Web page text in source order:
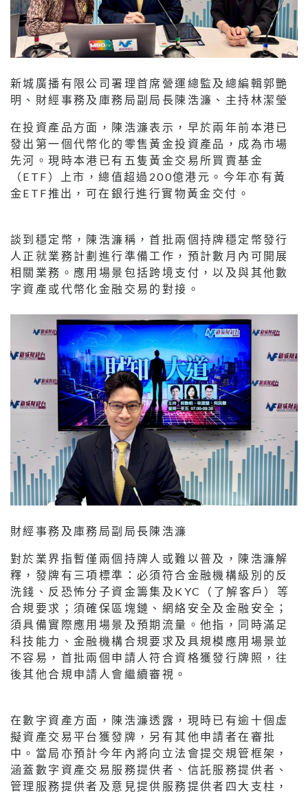
新城廣播有限公司署理首席營運總監及總編輯郭艷
明、財經事務及庫務局副局長陳浩濂、主持林潔瑩
在投資產品方面，陳浩濂表示，早於兩年前本港已
發出第一個代幣化的零售黃金投資產品，成為市場
先河。現時本港已有五隻黃金交易所買賣基金
（ETF）上市，總值超過200億港元。今年亦有黃
金ETF推出，可在銀行進行實物黃金交付。
談到穩定幣，陳浩濂稱，首批兩個持牌穩定幣發行
人正就業務計劃進行準備工作，預計數月內可開展
相關業務。應用場景包括跨境支付，以及與其他數
字資產或代幣化金融交易的對接。
財經事務及庫務局副局長陳浩濂
對於業界指暫僅兩個持牌人或難以普及，陳浩濂解
釋，發牌有三項標準：必須符合金融機構級別的反
洗錢、反恐怖分子資金籌集及KYC（了解客戶）等
合規要求；須確保區塊鏈、網絡安全及金融安全；
須具備實際應用場景及預期流量。他指，同時滿足
科技能力、金融機構合規要求及具規模應用場景並
不容易，首批兩個申請人符合資格獲發行牌照，往
後其他合規申請人會繼續審視。
在數字資產方面，陳浩濂透露，現時已有逾十個虛
擬資產交易平台獲發牌，另有其他申請者在審批
中。當局亦預計今年內將向立法會提交規管框架，
涵蓋數字資產交易服務提供者、信託服務提供者、
管理服務提供者及意見提供服務提供者四大支柱，